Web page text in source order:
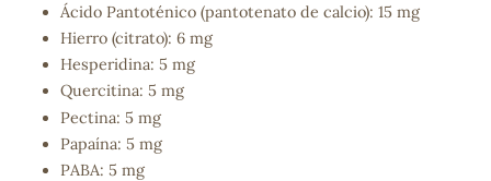
Ácido Pantoténico (pantotenato de calcio): 15 mg
Hierro (citrato): 6 mg
Hesperidina: 5 mg
Quercitina: 5 mg
Pectina: 5 mg
Papaína: 5 mg
PABA: 5 mg